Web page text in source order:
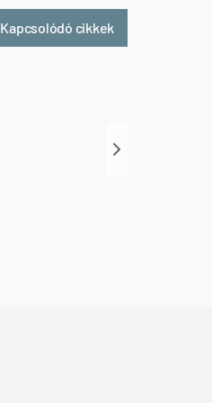
Kapcsolódó cikkek